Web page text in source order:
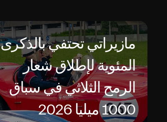
مازيراتي تحتفي بالذكرى
المئوية لإطلاق شعار
الرمح الثلاثي في سباق
1000 ميليا 2026